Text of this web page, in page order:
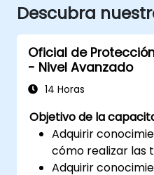
Descubra
Oficial de
- Nivel Avanzado
14 Horas
Objetivo de la
Adquirir
cómo realizar las
Adquirir